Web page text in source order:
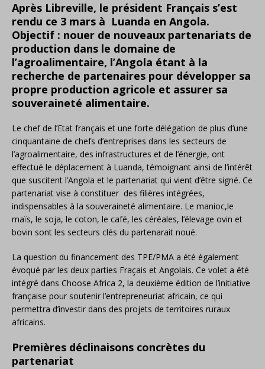
Après Libreville, le président Français s’est
rendu ce 3 mars à Luanda en Angola.
Objectif : nouer de nouveaux partenariats de
production dans le domaine de
l’agroalimentaire, l’Angola étant à la
recherche de partenaires pour développer sa
propre production agricole et assurer sa
souveraineté alimentaire.
Le chef de l’Etat français et une forte délégation de plus d’une
cinquantaine de chefs d’entreprises dans les secteurs de
l’agroalimentaire, des infrastructures et de l’énergie, ont
effectué le déplacement à Luanda, témoignant ainsi de l’intérêt
que suscitent l’Angola et le partenariat qui vient d’être signé. Ce
partenariat vise à constituer des filières intégrées,
indispensables à la souveraineté alimentaire. Le manioc,le
maïs, le soja, le coton, le café, les céréales, l’élevage ovin et
bovin sont les secteurs clés du partenarait noué.
La question du financement des TPE/PMA a été également
évoqué par les deux parties Fraçais et Angolais. Ce volet a été
intégré dans Choose Africa 2, la deuxième édition de l’initiative
française pour soutenir l’entrepreneuriat africain, ce qui
permettra d’investir dans des projets de territoires ruraux
africains.
Premières déclinaisons concrètes du
partenariat